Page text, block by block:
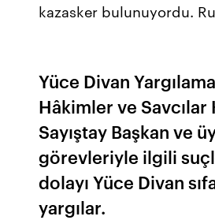
kazasker bulunuyordu.
Yüce Divan
Hâkimler ve Savcılar
Sayıştay Başkan ve
görevleriyle ilgili
dolayı Yüce Divan
yargılar.